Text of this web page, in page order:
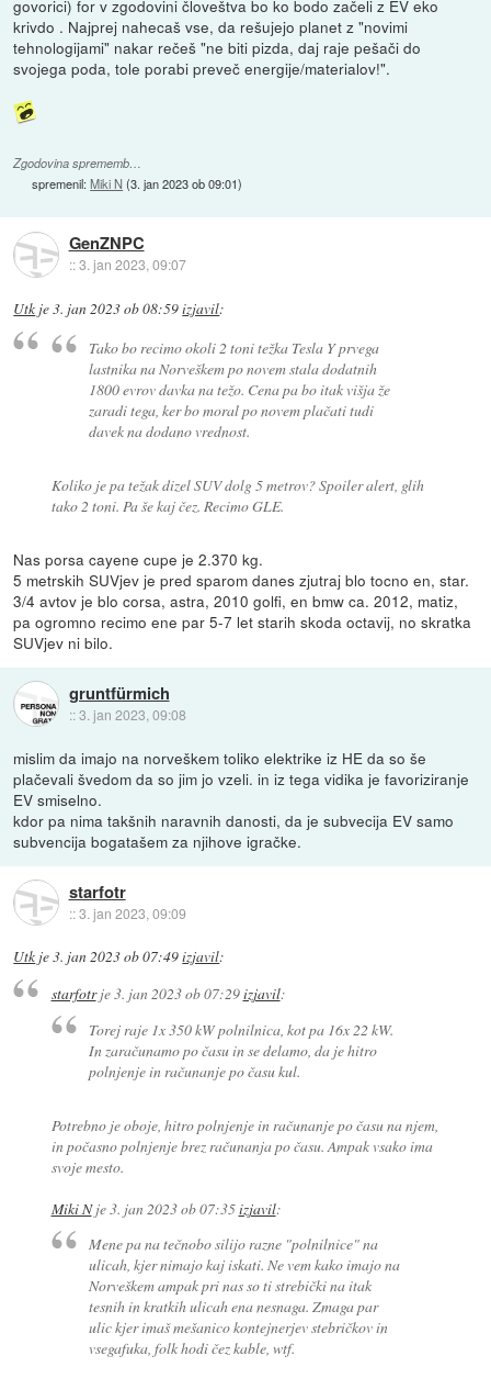
govorici) for v zgodovini človeštva bo ko bodo začeli z EV eko
krivdo . Najprej nahecaš vse, da rešujejo planet z "novimi
tehnologijami" nakar rečeš "ne biti pizda, daj raje pešači do
svojega poda, tole porabi preveč energije/materialov!".
Zgodovina sprememb…
spremenil:Miki N (3. jan 2023 ob 09:01)
GenZNPC
::3. jan 2023, 09:07
Utk je3. jan 2023 ob 08:59izjavil:
Tako bo recimo okoli 2 toni težka Tesla Y prvega
lastnika na Norveškem po novem stala dodatnih
1800 evrov davka na težo. Cena pa bo itak višja že
zaradi tega, ker bo moral po novem plačati tudi
davek na dodano vrednost.
Koliko je pa težak dizel SUV dolg 5 metrov? Spoiler alert, glih
tako 2 toni. Pa še kaj čez. Recimo GLE.
Nas porsa cayene cupe je 2.370 kg.
5 metrskih SUVjev je pred sparom danes zjutraj blo tocno en, star.
3/4 avtov je blo corsa, astra, 2010 golfi, en bmw ca. 2012, matiz,
pa ogromno recimo ene par 5-7 let starih skoda octavij, no skratka
SUVjev ni bilo.
gruntfürmich
::3. jan 2023, 09:08
mislim da imajo na norveškem toliko elektrike iz HE da so še
plačevali švedom da so jim jo vzeli. in iz tega vidika je favoriziranje
EV smiselno.
kdor pa nima takšnih naravnih danosti, da je subvecija EV samo
subvencija bogatašem za njihove igračke.
starfotr
::3. jan 2023, 09:09
Utk je3. jan 2023 ob 07:49izjavil:
starfotrje3. jan 2023 ob 07:29izjavil:
Torej raje 1x 350 kW polnilnica, kot pa 16x 22 kW.
In zaračunamo po času in se delamo, da je hitro
polnjenje in računanje po času kul.
Potrebno je oboje, hitro polnjenje in računanje po času na njem,
in počasno polnjenje brez računanja po času. Ampak vsako ima
svoje mesto.
Miki Nje3. jan 2023 ob 07:35izjavil:
Mene pa na tečnobo silijo razne "polnilnice" na
ulicah, kjer nimajo kaj iskati. Ne vem kako imajo na
Norveškem ampak pri nas so ti strebički na itak
tesnih in kratkih ulicah ena nesnaga. Zmaga par
ulic kjer imaš mešanico kontejnerjev stebričkov in
vsegafuka, folk hodi čez kable, wtf.